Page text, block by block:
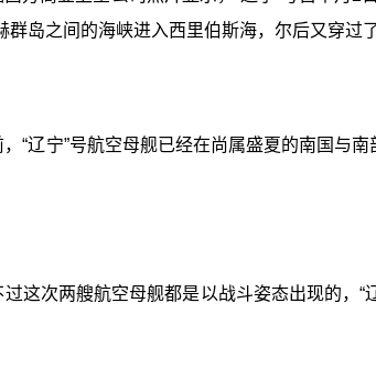
群岛之间的海峡进入西里伯斯海，尔后又穿过
，“辽宁”号航空母舰已经在尚属盛夏的南国与
过这次两艘航空母舰都是以战斗姿态出现的，